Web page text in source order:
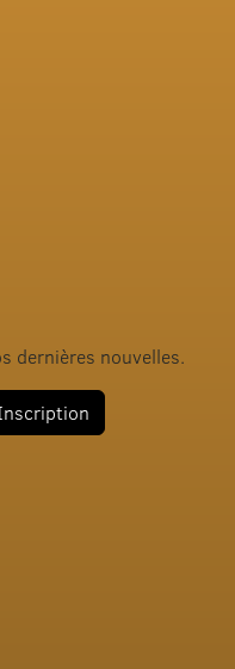
dernières nouvelles.